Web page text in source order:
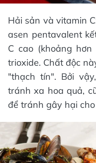
Hải sản và vitamin
asen pentavalent
C cao (khoảng
trioxide. Chất độc
"thạch tín". Bởi
tránh xa hoa quả,
để tránh gây hại cho